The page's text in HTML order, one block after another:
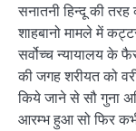
सनातनी हिन्दू की
शाहबानो मामले में
सर्वोच्च न्यायालय के
की जगह शरीयत को
किये जाने से सौ गुना
आरम्भ हुआ सो फिर